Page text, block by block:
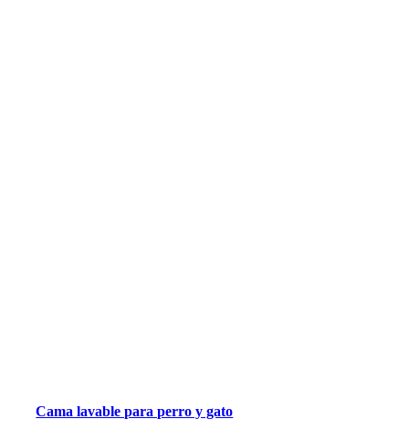
Cama lavable para perro y gato